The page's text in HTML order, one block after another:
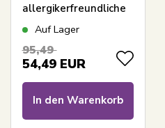
allergikerfreundliche
Decke - 140x220 cm -
Auf Lager
95,49
54,49 EUR
In den Warenkorb